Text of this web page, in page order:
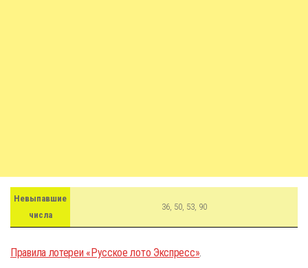
Невыпавшие
числа
36, 50, 53, 90
Правила лотереи «Русское лото Экспресс».